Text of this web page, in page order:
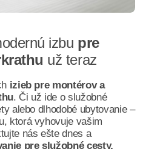
izbu pre
už teraz
izieb pre montérov a
. Či už ide o služobné
alebo dlhodobé ubytovanie –
ktorá vyhovuje vašim
nás ešte dnes a
pre služobné cesty,